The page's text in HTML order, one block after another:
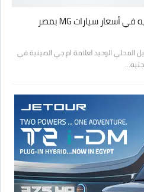
المحلي الوحيد لعلامة ام جي الصينية في